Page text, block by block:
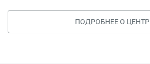
ПОДРОБНЕЕ О